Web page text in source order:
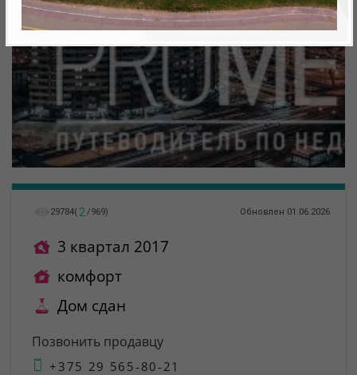
29784( 2 /969) Обновлен 01.06.2026
3 квартал 2017
комфорт
Дом сдан
Позвонить продавцу
+375 29 565-80-21